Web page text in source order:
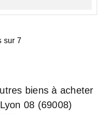
sur 7
biens à acheter
08 (69008)